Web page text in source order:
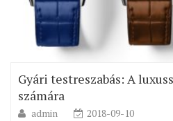
Gyári testreszabás: A
számára
admin
2018-09-10